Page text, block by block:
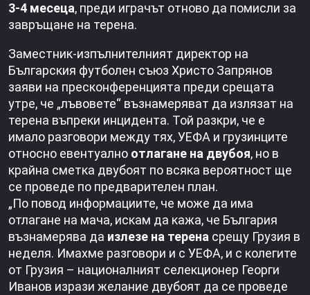
3-4 месеца, преди играчът отново да помисли за
завръщане на терена.
Заместник-изпълнителният директор на
Българския футболен съюз Христо Запрянов
заяви на пресконференцията преди срещата
утре, че „лъвовете“ възнамеряват да излязат на
терена въпреки инцидента. Той разкри, че е
имало разговори между тях, УЕФА и грузинците
относно евентуално отлагане на двубоя, но в
крайна сметка двубоят по всяка вероятност ще
се проведе по предварителен план.
„По повод информациите, че може да има
отлагане на мача, искам да кажа, че България
възнамерява да излезе на терена срещу Грузия в
неделя. Имахме разговори и с УЕФА, и с колегите
от Грузия – националният селекционер Георги
Иванов изрази желание двубоят да се проведе